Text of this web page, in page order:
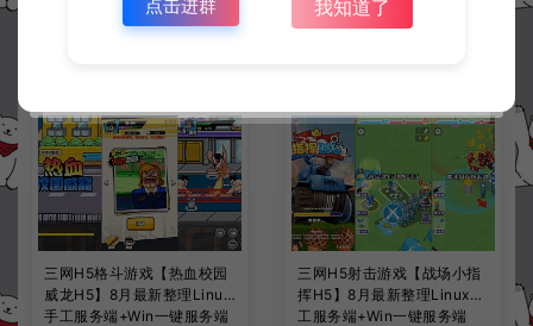
三网H5格斗游戏【热血校园
威龙H5】8月最新整理Linux
手工服务端+Win一键服务端
三网H5射击游戏【战场小指
挥H5】8月最新整理Linux手
工服务端+Win一键服务端
点击进群 我知道了